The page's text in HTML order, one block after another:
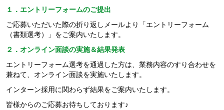
１．エントリーフォームのご提出
ご応募いただいた際の折り返しメールより「エントリーフォーム
（書類選考）」をご案内いたします。
２．オンライン面談の実施＆結果発表
エントリーフォーム選考を通過した方は、業務内容のすり合わせを
兼ねて、オンライン面談を実施いたします。
インターン採用に関わらず結果をご案内いたします。
皆様からのご応募お待ちしております♪